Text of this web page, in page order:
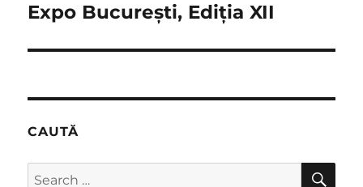
Expo București, Ediția XII
CAUTĂ
Search